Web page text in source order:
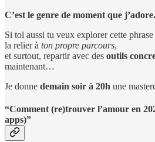
C’est le genre de moment que j’adore.
Si toi aussi tu veux explorer cette
la relier à ton propre parcours,
et surtout, repartir avec des outils
maintenant…
Je donne demain soir à 20h une
“Comment (re)trouver l’amour en
apps)”